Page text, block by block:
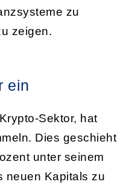
zu
zeigen.
ein
Sektor, hat
Dies geschieht
unter seinem
neuen Kapitals zu